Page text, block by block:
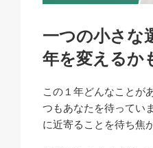
一つの小さな
年を変えるか
この１年どんなことが
つもあなたを待ってい
に近寄ることを待ち焦